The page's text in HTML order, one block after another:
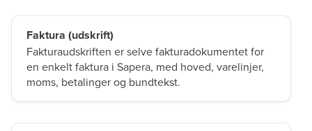
Faktura (udskrift)
Fakturaudskriften er selve fakturadokumentet for
en enkelt faktura i Sapera, med hoved, varelinjer,
moms, betalinger og bundtekst.